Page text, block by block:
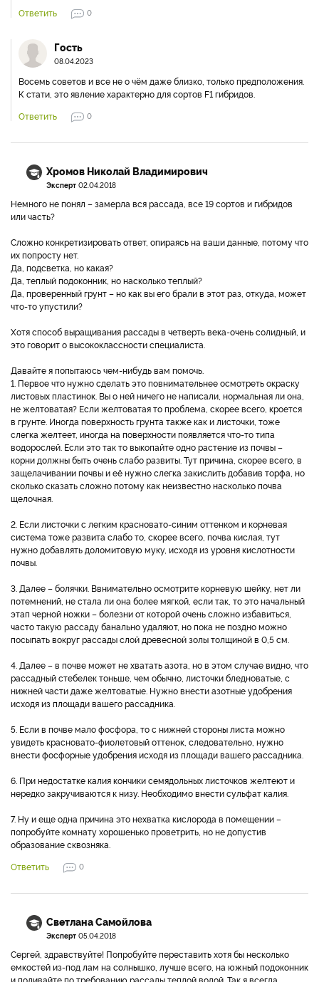
Ответить
0
Гость
08.04.2023
Восемь советов и все не о чём даже близко, только предположения.
К стати, это явление характерно для сортов F1 гибридов.
Ответить
0
Хромов Николай Владимирович
Эксперт 02.04.2018
Немного не понял – замерла вся рассада, все 19 сортов и гибридов
или часть?
Сложно конкретизировать ответ, опираясь на ваши данные, потому что
их попросту нет.
Да, подсветка, но какая?
Да, теплый подоконник, но насколько теплый?
Да, проверенный грунт – но как вы его брали в этот раз, откуда, может
что-то упустили?
Хотя способ выращивания рассады в четверть века-очень солидный, и
это говорит о высококлассности специалиста.
Давайте я попытаюсь чем-нибудь вам помочь.
1. Первое что нужно сделать это повнимательнее осмотреть окраску
листовых пластинок. Вы о ней ничего не написали, нормальная ли она,
не желтоватая? Если желтоватая то проблема, скорее всего, кроется
в грунте. Иногда поверхность грунта также как и листочки, тоже
слегка желтеет, иногда на поверхности появляется что-то типа
водорослей. Если это так то выкопайте одно растение из почвы –
корни должны быть очень слабо развиты. Тут причина, скорее всего, в
защелачивании почвы и её нужно слегка закислить добавив торфа, но
сколько сказать сложно потому как неизвестно насколько почва
щелочная.
2. Если листочки с легким красновато-синим оттенком и корневая
система тоже развита слабо то, скорее всего, почва кислая, тут
нужно добавлять доломитовую муку, исходя из уровня кислотности
почвы.
3. Далее – болячки. Ввнимательно осмотрите корневую шейку, нет ли
потемнений, не стала ли она более мягкой, если так, то это начальный
этап черной ножки – болезни от которой очень сложно избавиться,
часто такую рассаду банально удаляют, но пока не поздно можно
посыпать вокруг рассады слой древесной золы толщиной в 0,5 см.
4. Далее – в почве может не хватать азота, но в этом случае видно, что
рассадный стебелек тоньше, чем обычно, листочки бледноватые, с
нижней части даже желтоватые. Нужно внести азотные удобрения
исходя из площади вашего рассадника.
5. Если в почве мало фосфора, то с нижней стороны листа можно
увидеть красновато-фиолетовый оттенок, следовательно, нужно
внести фосфорные удобрения исходя из площади вашего рассадника.
6. При недостатке калия кончики семядольных листочков желтеют и
нередко закручиваются к низу. Необходимо внести сульфат калия.
7. Ну и еще одна причина это нехватка кислорода в помещении –
попробуйте комнату хорошенько проветрить, но не допустив
образование сквозняка.
Ответить
0
Светлана Самойлова
Эксперт 05.04.2018
Сергей, здравствуйте! Попробуйте переставить хотя бы несколько
емкостей из-под лам на солнышко, лучше всего, на южный подоконник
и поливайте по требованию рассады теплой водой. Так я всегда